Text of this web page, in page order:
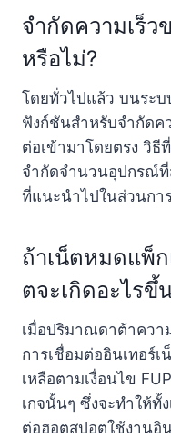
จำกัดความเร็
หรือไม่?
โดยทั่วไปแล้ว บนระ
ฟังก์ชันสำหรับจำกัดค
ต่อเข้ามาโดยตรง วิ
จำกัดจำนวนอุปกรณ์ที่
ที่แนะนำไปในส่วนกา
ถ้าเน็ตหมดแพ็
ตจะเกิดอะไรขึ้
เมื่อปริมาณดาต้าควา
การเชื่อมต่ออินเทอร์เ
เหลือตามเงื่อนไข
เกจนั้นๆ ซึ่งจะทำให้ทั้
ต่อฮอตสปอตใช้งานอิ